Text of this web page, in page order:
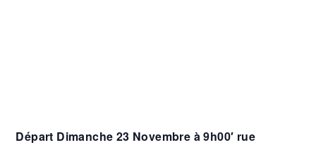
Départ Dimanche 23 Novembre à 9h00′ rue